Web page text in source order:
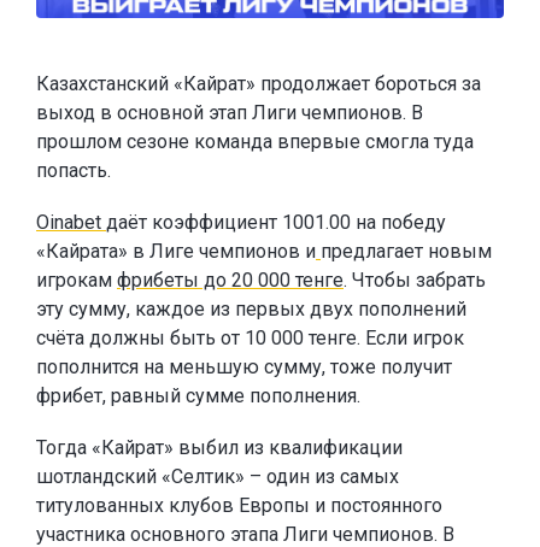
Казахстанский «Кайрат» продолжает бороться за
выход в основной этап Лиги чемпионов. В
прошлом сезоне команда впервые смогла туда
попасть.
Oinabet даёт коэффициент 1001.00 на победу
«Кайрата» в Лиге чемпионов и предлагает новым
игрокам фрибеты до 20 000 тенге. Чтобы забрать
эту сумму, каждое из первых двух пополнений
счёта должны быть от 10 000 тенге. Если игрок
пополнится на меньшую сумму, тоже получит
фрибет, равный сумме пополнения.
Тогда «Кайрат» выбил из квалификации
шотландский «Селтик» – один из самых
титулованных клубов Европы и постоянного
участника основного этапа Лиги чемпионов. В